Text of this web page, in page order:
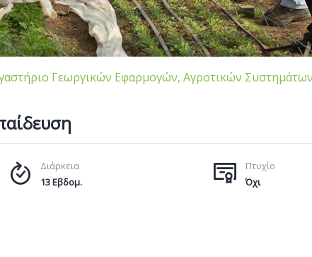
Γεωργικών Εφαρμογών, Αγροτικών
Διάρκεια
13 Εβδομ.
Πτυχίο
Όχι